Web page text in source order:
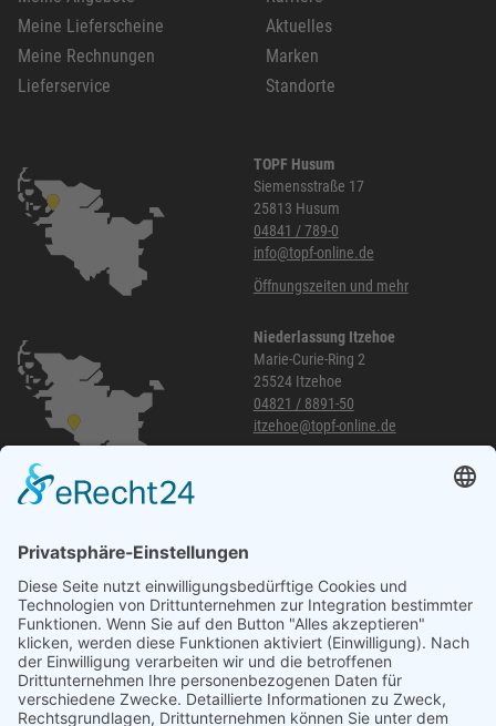
Meine Lieferscheine
Meine Rechnungen
Lieferservice
Aktuelles
Marken
Standorte
TOPF Husum
Siemensstraße 17
25813 Husum
04841 / 789-0
info@topf-online.de
Öffnungszeiten und mehr
Niederlassung Itzehoe
Marie-Curie-Ring 2
25524 Itzehoe
04821 / 8891-50
itzehoe@topf-online.de
040 / 21 04 04 04-04
glinde@topf-online.de
Öffnungszeiten und mehr